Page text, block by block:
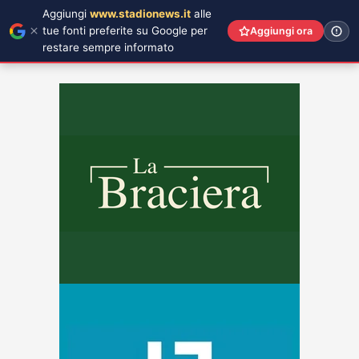
Aggiungi www.stadionews.it alle
tue fonti preferite su Google per
restare sempre informato
Aggiungi ora